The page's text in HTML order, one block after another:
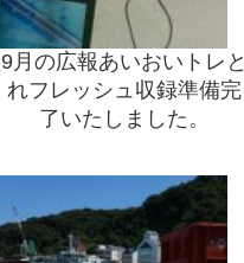
9月の広報あいおいトレと
れフレッシュ収録準備完
了いたしました。